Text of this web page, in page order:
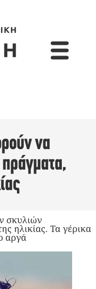
να
σκυλιών
ηλικίας. Τα γέρικα
αργά